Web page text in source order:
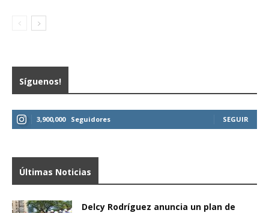
Síguenos!
3,900,000 Seguidores SEGUIR
Últimas Noticias
Delcy Rodríguez anuncia un plan de